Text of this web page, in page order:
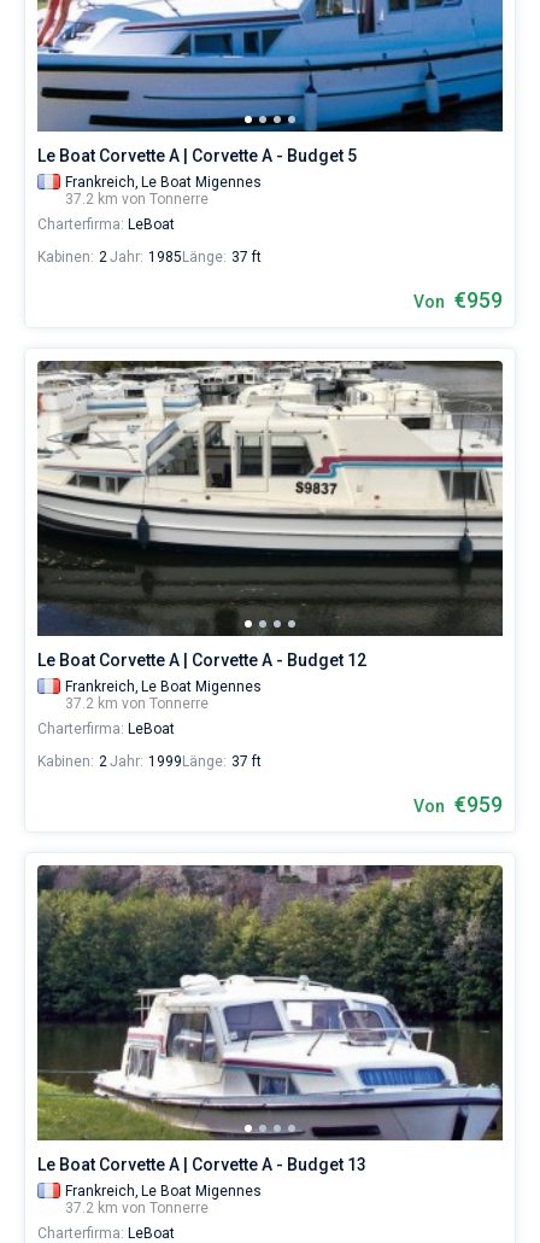
Skipper
wählen,
das
chartern
verwalten.
Im
Sailica-
Katalog
der
Angebote
Tonnerre
von
sowohl
für
Liebhaber
eines
erholsamen
Urlaubs
für
Segler,
sich
ihr
Nahe
Le Boat Corvette A | Corvette A - Budget 5
Frankreich, Le Boat Migennes
37.2 km von Tonnerre
Charterfirma: LeBoat
Kabinen: 2Jahr: 1985 Länge: 37 ft
Von €959
Le Boat Corvette A | Corvette A - Budget 12
Frankreich, Le Boat Migennes
37.2 km von Tonnerre
Charterfirma: LeBoat
Kabinen: 2Jahr: 1999 Länge: 37 ft
Von €959
Le Boat Corvette A | Corvette A - Budget 13
Frankreich, Le Boat Migennes
37.2 km von Tonnerre
Charterfirma: LeBoat
Bareboat
Zeige Ergebnisse(0)